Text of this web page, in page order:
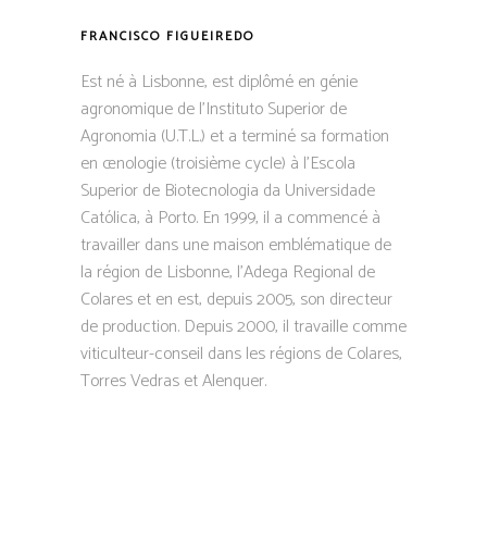
FRANCISCO FIGUEIREDO
Est né à Lisbonne, est diplômé en génie
agronomique de l’Instituto Superior de
Agronomia (U.T.L.) et a terminé sa formation
en œnologie (troisième cycle) à l’Escola
Superior de Biotecnologia da Universidade
Católica, à Porto. En 1999, il a commencé à
travailler dans une maison emblématique de
la région de Lisbonne, l’Adega Regional de
Colares et en est, depuis 2005, son directeur
de production. Depuis 2000, il travaille comme
viticulteur-conseil dans les régions de Colares,
Torres Vedras et Alenquer.